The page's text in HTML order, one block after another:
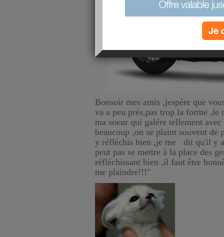
Bonsoir mes amis ,jespére que
va a peu prés,pas trop la forme ,le
ma soeur qui galére tellement
beaucoup ,on se plaint souvent de
y réfléchis bien ,je me dit qu'il y
peut pas se mettre à la place des
réfléchissant bien ,il faut être
me plaindre!!!"
Je